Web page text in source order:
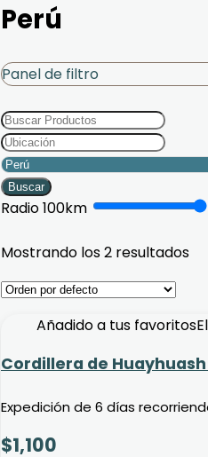
Perú
Panel de filtro
Buscar
Radio100km
Mostrando los 2 resultados
Añadido a tus favoritos
Cordillera de Huayhuash
Expedición de 6 días
$1,100